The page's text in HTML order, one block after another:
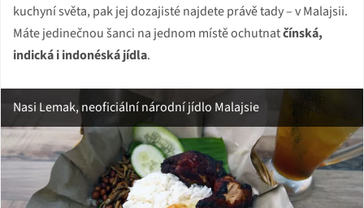
kuchyní světa, pak jej dozajisté najdete právě tady – v Malajsii.
Máte jedinečnou šanci na jednom místě ochutnatčínská,
indická i indonéská jídla.
Nasi Lemak, neoficiální národní jídlo Malajsie